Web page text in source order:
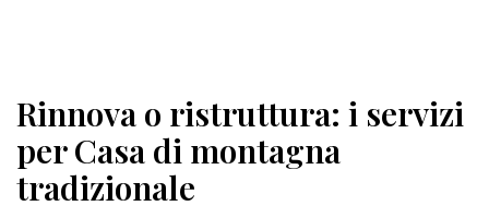
Rinnova o ristruttura: i servizi
per Casa di montagna
tradizionale